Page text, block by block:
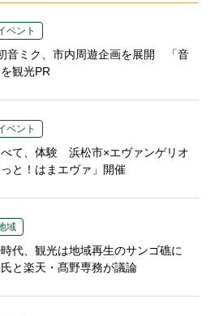
ベント
音ミク、市内周遊企画を展開 「音
観光PR
ベント
て、体験 浜松市×エヴァンゲリオ
と！はまエヴァ」開催
域
時代、観光は地域再生のサンゴ礁に
と楽天・髙野専務が議論